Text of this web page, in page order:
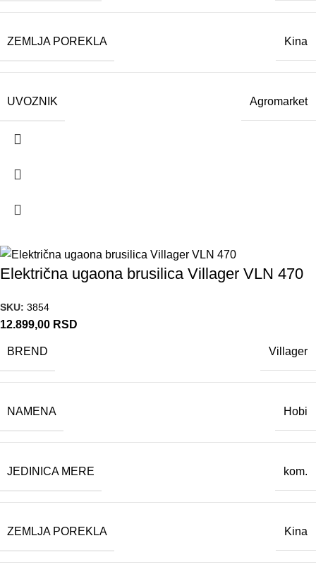
ZEMLJA POREKLA Kina
UVOZNIK Agromarket
Električna ugaona brusilica Villager VLN 470
SKU: 3854
12.899,00 RSD
BREND Villager
NAMENA Hobi
JEDINICA MERE kom.
ZEMLJA POREKLA Kina